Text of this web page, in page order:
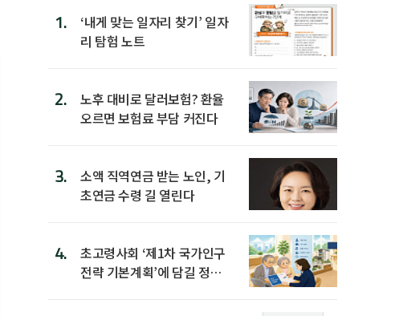
1.
‘내게 맞는 일자리 찾기’ 일자
리 탐험 노트
2.
노후 대비로 달러보험? 환율
오르면 보험료 부담 커진다
3.
소액 직역연금 받는 노인, 기
초연금 수령 길 열린다
4.
초고령사회 ‘제1차 국가인구
전략 기본계획’에 담길 정책